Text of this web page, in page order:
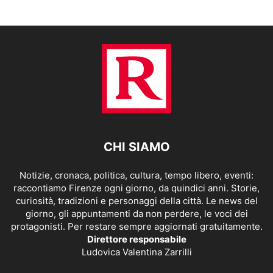
CHI SIAMO
Notizie, cronaca, politica, cultura, tempo libero, eventi:
raccontiamo Firenze ogni giorno, da quindici anni. Storie,
curiosità, tradizioni e personaggi della città. Le news del
giorno, gli appuntamenti da non perdere, le voci dei
protagonisti. Per restare sempre aggiornati gratuitamente.
Direttore responsabile
Ludovica Valentina Zarrilli